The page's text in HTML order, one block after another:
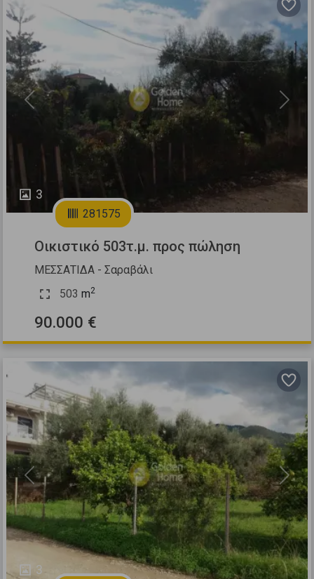
3
Previous Next
281575
Οικιστικό 503τ.μ. προς πώληση
ΜΕΣΣΑΤΙΔΑ - Σαραβάλι
503 m2
90.000 €
3
Previous Next